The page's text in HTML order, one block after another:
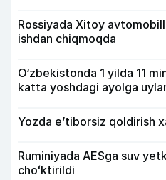
Rossiyada Xitoy
ishdan chiqmoqda
O‘zbekistonda 1 yilda 11
katta yoshdagi ayolga
Yozda e’tiborsiz qoldirish
Ruminiyada AESga suv
choʻktirildi